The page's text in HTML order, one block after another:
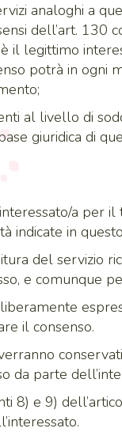
analoghi a
dell’art. 130
il legittimo
potrà in ogni
al livello di
giuridica di
a per
indicate in
del servizio
e comunque
il consenso.
da parte
8) e 9)